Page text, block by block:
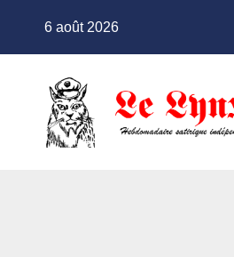
6 août 2026